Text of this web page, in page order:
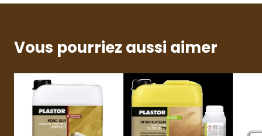
Vous pourriez aussi aimer